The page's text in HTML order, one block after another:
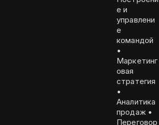
е и
управлени
е
командой
•
Маркетинг
овая
стратегия
•
Аналитика
продаж •
Переговор